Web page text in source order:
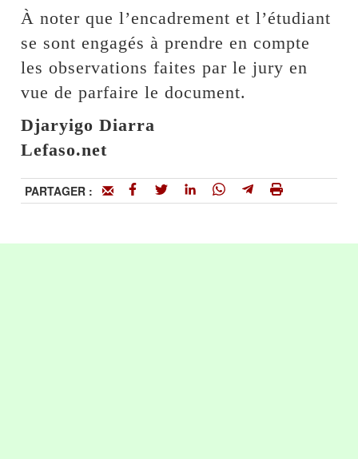
À noter que l’encadrement et l’étudiant
se sont engagés à prendre en compte
les observations faites par le jury en
vue de parfaire le document.
Djaryigo Diarra
Lefaso.net
PARTAGER :